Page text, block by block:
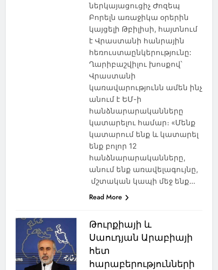
ներկայացուցիչ Ժոզեպ
Բորելն առաջիկա օրերին
կայցելի Թբիլիսի, հայտնում
է Վրաստանի հանրային
հեռուստաընկերությունը:
Ղարիբաշվիլու խոսքով՝
Վրաստանի
կառավարությունն ամեն ինչ
անում է ԵՄ-ի
հանձնարարականները
կատարելու համար։ «Մենք
կատարում ենք և կատարել
ենք բոլոր 12
հանձնարարականները,
անում ենք առավելագույնը,
մշտական կապի մեջ ենք…
Read More
Թուրքիայի և
Սաուդյան Արաբիայի
հետ
հարաբերությունների